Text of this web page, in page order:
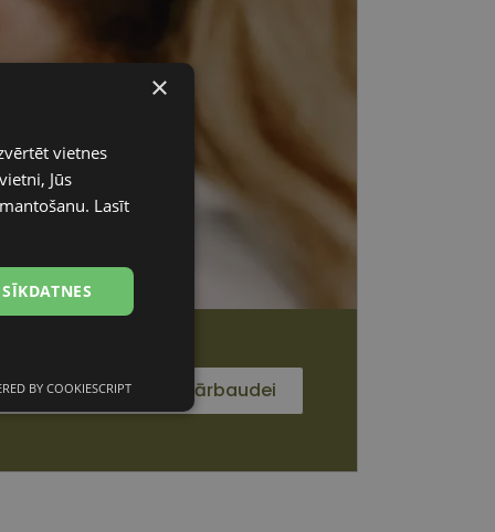
Pieteikties redzes pārbaudei
×
vietnes
Jūs
Lasīt
sīkdatnes
BY COOKIESCRIPT